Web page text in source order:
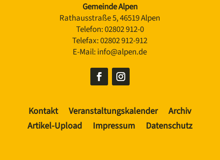
Gemeinde Alpen
Rathausstraße 5, 46519 Alpen
Telefon:02802 912-0
Telefax:02802 912-912
E-Mail: info@alpen.de
Kontakt Veranstaltungskalender
Archiv
Artikel-Upload
Impressum Datenschutz